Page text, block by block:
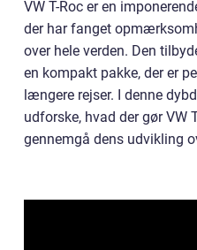
VW T-Roc er en
der har fanget
over hele verden. Den
en kompakt pakke, der er
længere rejser. I denne
udforske, hvad der gør VW
gennemgå dens udvikling